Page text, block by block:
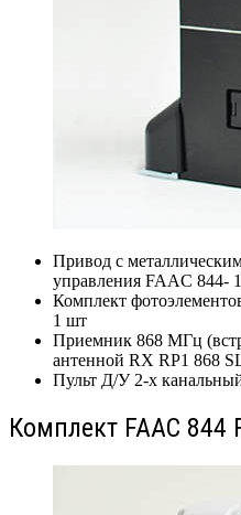
Привод с
управления FAAC 844-
Комплект
1 шт
Приемник 868 МГц
антенной RX RP1 868
Пульт Д/У 2-х
Комплект FAAC 844